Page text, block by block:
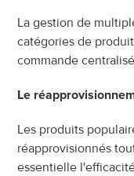
La gestion de
catégories de
commande
Le
Les produits
réapprovisionnés
essentielle